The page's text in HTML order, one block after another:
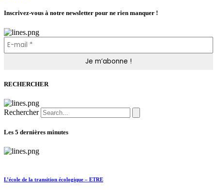
Inscrivez-vous à notre newsletter pour ne rien manquer !
RECHERCHER
Rechercher
Les 5 dernières minutes
L’école de la transition écologique – ETRE